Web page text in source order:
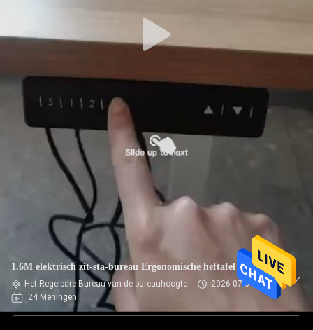
1.6M elektrisch zit-sta-bureau Ergonomische heftafel
Het Regelbare Bureau van de bureauhoogte
2026-07-31
24 Meningen